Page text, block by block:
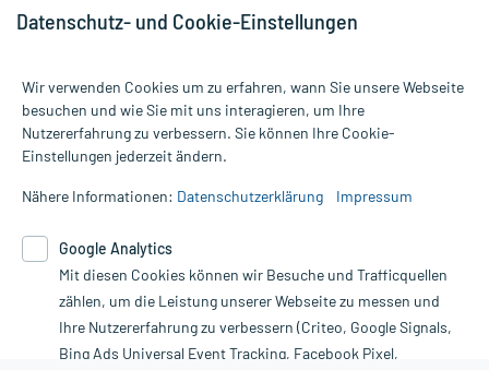
Alle Preise gelten inkl. MwSt., ggf. zzgl. Versandkosten
Informationen auf dieser Website werden ausschließlich für
die Untersuchung und Behandlung durch einen Arzt. Bitte
Therapien eingeleitet werden können. | Diese Webseite benutzt
Google Analytics. Lesen Sie bitte dazu die wichtigen Hinweise in
unserer Datenschutzerklärung. Für den Widerruf einer Bestellung
nutzen Sie das Formular:
Datenschutz- und Cookie-Einstellungen
Wir verwenden Cookies um zu erfahren, wann Sie unsere Webseite
besuchen und wie Sie mit uns interagieren, um Ihre
Nutzererfahrung zu verbessern. Sie können Ihre Cookie-
Einstellungen jederzeit ändern.
Nähere Informationen: Datenschutzerklärung Impressum
Google Analytics
Mit diesen Cookies können wir Besuche und Trafficquellen
zählen, um die Leistung unserer Webseite zu messen und
Ihre Nutzererfahrung zu verbessern (Criteo, Google Signals,
Bing Ads Universal Event Tracking, Facebook Pixel,